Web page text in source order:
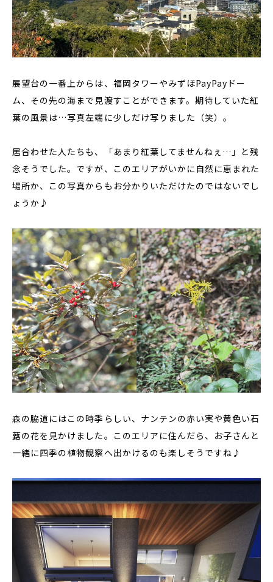
展望台の一番上からは、福岡タワーやみずほPayPayドー
ム、その先の海まで見渡すことができます。期待していた紅
葉の風景は…写真左端に少しだけ写りました（笑）。
居合わせた人たちも、「あまり紅葉してませんねぇ…」と残
念そうでした。ですが、このエリアがいかに自然に恵まれた
場所か、この写真からもお分かりいただけたのではないでし
ょうか♪
森の脇道にはこの時季らしい、ナンテンの赤い実や黄色い石
蕗の花を見かけました。このエリアに住んだら、お子さんと
一緒に四季の植物観察へ出かけるのも楽しそうですね♪